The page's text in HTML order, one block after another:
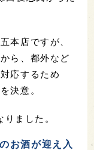
本店ですが、
ら、都外など
応するため
決意。
ました。
お酒が迎え入